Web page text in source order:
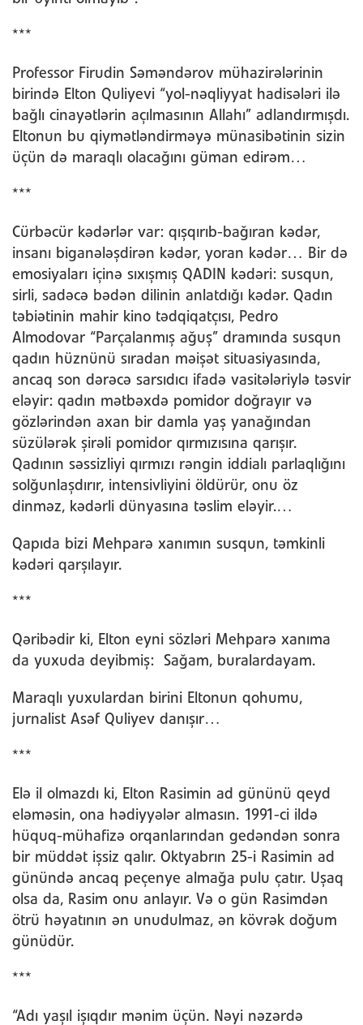
***
Professor Firudin Səməndərov mühazirələrinin
birində Elton Quliyevi “yol-nəqliyyat hadisələri ilə
bağlı cinayətlərin açılmasının Allahı” adlandırmışdı.
Eltonun bu qiymətləndirməyə münasibətinin sizin
üçün də maraqlı olacağını güman edirəm…
***
Cürbəcür kədərlər var: qışqırıb-bağıran kədər,
insanı biganələşdirən kədər, yoran kədər… Bir də
emosiyaları içinə sıxışmış QADIN kədəri: susqun,
sirli, sadəcə bədən dilinin anlatdığı kədər. Qadın
təbiətinin mahir kino tədqiqatçısı, Pedro
Almodovar “Parçalanmış ağuş” dramında susqun
qadın hüznünü sıradan məişət situasiyasında,
ancaq son dərəcə sarsıdıcı ifadə vasitələriylə təsvir
eləyir: qadın mətbəxdə pomidor doğrayır və
gözlərindən axan bir damla yaş yanağından
süzülərək şirəli pomidor qırmızısına qarışır.
Qadının səssizliyi qırmızı rəngin iddialı parlaqlığını
solğunlaşdırır, intensivliyini öldürür, onu öz
dinməz, kədərli dünyasına təslim eləyir.…
Qapıda bizi Mehparə xanımın susqun, təmkinli
kədəri qarşılayır.
***
Qəribədir ki, Elton eyni sözləri Mehparə xanıma
da yuxuda deyibmiş: Sağam, buralardayam.
Maraqlı yuxulardan birini Eltonun qohumu,
jurnalist Asəf Quliyev danışır…
***
Elə il olmazdı ki, Elton Rasimin ad gününü qeyd
eləməsin, ona hədiyyələr almasın. 1991-ci ildə
hüquq-mühafizə orqanlarından gedəndən sonra
bir müddət işsiz qalır. Oktyabrın 25-i Rasimin ad
günündə ancaq peçenye almağa pulu çatır. Uşaq
olsa da, Rasim onu anlayır. Və o gün Rasimdən
ötrü həyatının ən unudulmaz, ən kövrək doğum
günüdür.
***
“Adı yaşıl işıqdır mənim üçün. Nəyi nəzərdə